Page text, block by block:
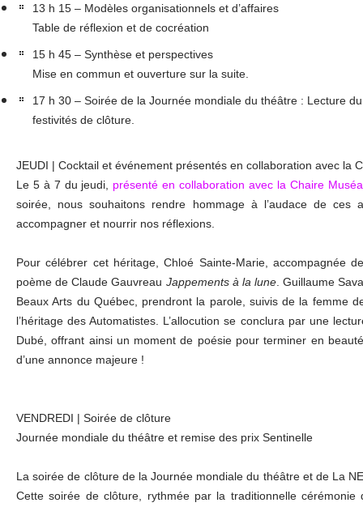
13 h 15 – Modèles organisationnels et d’affaires
Table de réflexion et de cocréation
15 h 45 – Synthèse et perspectives
Mise en commun et ouverture sur la suite.
17 h 30 – Soirée de la Journée mondiale du théâtre : Lecture
festivités de clôture.
JEUDI | Cocktail et événement présentés en collaboration avec la
Le 5 à 7 du jeudi, présenté en collaboration avec la Chaire
soirée, nous souhaitons rendre hommage à l’audace de
accompagner et nourrir nos réflexions.
Pour célébrer cet héritage,Chloé Sainte-Marie, accompagnée
poème de Claude Gauvreau Jappements à la lune.Guillaume
Beaux Arts du Québec, prendront la parole, suivis de la femme
l’héritage des Automatistes. L’allocution se conclura par une
Dubé , offrant ainsi un moment de poésie pour terminer en
d’une annonce majeure !
VENDREDI | Soirée de clôture
Journée mondiale du théâtre et remise des prix Sentinelle
La soirée de clôture de la Journée mondiale du théâtre et de La
Cette soirée de clôture, rythmée par la traditionnelle